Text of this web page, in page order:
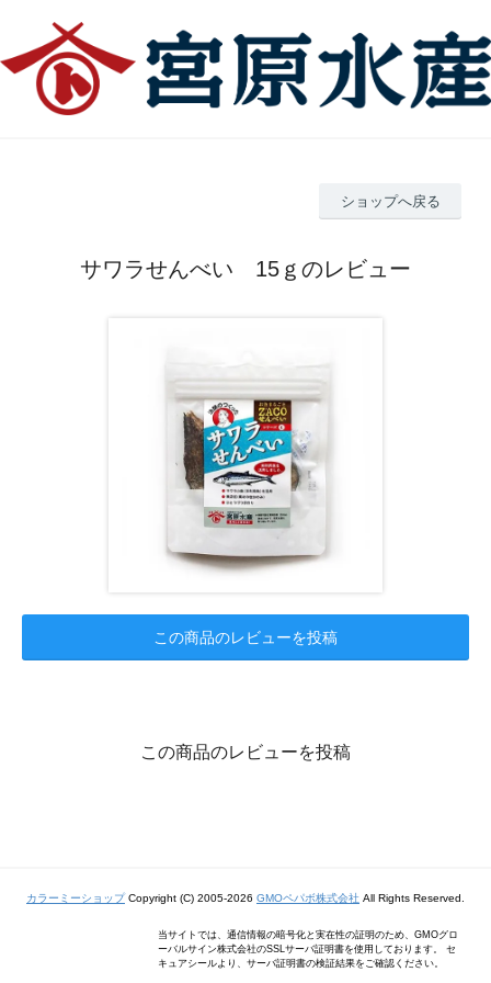
ショップへ戻る
サワラせんべい 15ｇのレビュー
この商品のレビューを投稿
この商品のレビューを投稿
カラーミーショップCopyright (C) 2005-2026 GMOペパボ株式会社 All Rights Reserved.
当サイトでは、通信情報の暗号化と実在性の証明のため、GMOグロ
ーバルサイン株式会社のSSLサーバ証明書を使用しております。 セ
キュアシールより、サーバ証明書の検証結果をご確認ください。